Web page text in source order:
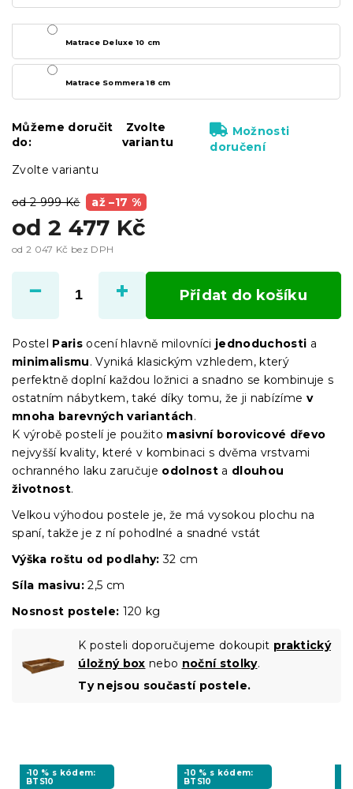
od 2 999 Kč až –17 %
od 2 477 Kč
od 2 047 Kč bez DPH
cena:
Zvolte variantu
Matrace Deluxe 10 cm
Matrace Sommera 18 cm
Můžeme doručit
do:
Zvolte
variantu
Možnosti
doručení
Přidat do košíku
Postel Paris ocení hlavně milovníci jednoduchosti a
minimalismu. Vyniká klasickým vzhledem, který
perfektně doplní každou ložnici a snadno se kombinuje s
ostatním nábytkem, také díky tomu, že ji nabízíme v
mnoha barevných variantách.
K výrobě postelí je použito masivní borovicové dřevo
nejvyšší kvality, které v kombinaci s dvěma vrstvami
ochranného laku zaručuje odolnost a dlouhou
životnost.
Velkou výhodou postele je, že má vysokou plochu na
spaní, takže je z ní pohodlné a snadné vstát
Výška roštu od podlahy:32 cm
Síla masivu: 2,5 cm
Nosnost postele: 120 kg
K posteli doporučujeme dokoupit praktický
úložný box nebo noční stolky.
Ty nejsou součastí postele.
-10 % s kódem:
BTS10
-10 % s kódem:
BTS10